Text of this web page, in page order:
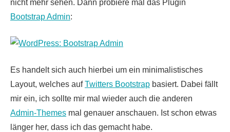
nicht mehr sehen. Dann probiere mal das Plugin
Bootstrap Admin:
Es handelt sich auch hierbei um ein minimalistisches
Layout, welches aufTwitters Bootstrap basiert. Dabei fällt
mir ein, ich sollte mir mal wieder auch die anderen
Admin-Themes mal genauer anschauen. Ist schon etwas
länger her, dass ich das gemacht habe.